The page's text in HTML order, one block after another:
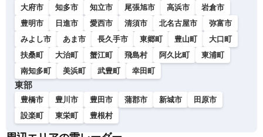
大府市
知多市 知立市 尾張旭市 高浜市
岩倉市
豊明市
日進市 愛西市 清須市 北名古屋市
弥富市
みよし市
あま市 長久手市 東郷町 豊山町
大口町
扶桑町
大治町 蟹江町 飛島村 阿久比町
東浦町
南知多町
美浜町 武豊町 幸田町
東部
豊橋市 豊川市 豊田市 蒲郡市 新城市
田原市
設楽町
東栄町 豊根村